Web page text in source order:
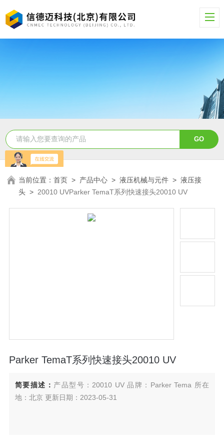
当前位置：首页 > 产品中心 >液压机械与元件 >液压接
头 > 20010 UVParker TemaT系列快速接头20010 UV
Parker TemaT系列快速接头20010 UV
简要描述： 产品型号：20010 UV 品牌：Parker Tema 所在
地：北京 更新日期：2023-05-31